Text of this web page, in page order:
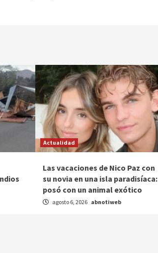
Actualidad
Las vacaciones de Nico Paz con
su novia en una isla paradisíaca:
posó con un animal exótico
agosto 6, 2026 abnotiweb